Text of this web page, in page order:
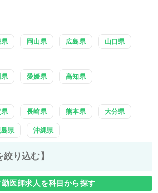
岡山県 広島県 山口県
愛媛県 高知県
長崎県 熊本県 大分県
県 沖縄県
絞り込む】
医師求人を科目から探す